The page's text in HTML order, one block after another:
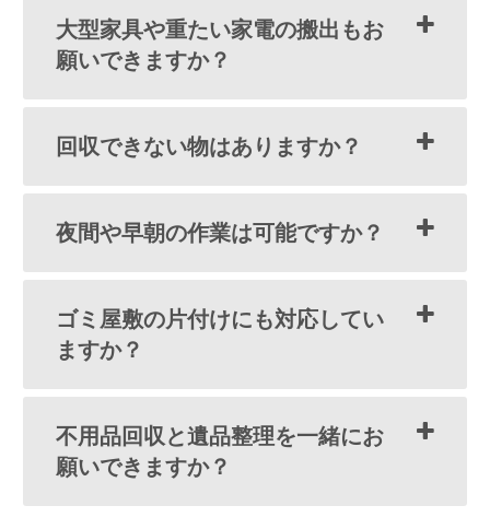
大型家具や重たい家電の搬出もお
願いできますか？
回収できない物はありますか？
夜間や早朝の作業は可能ですか？
ゴミ屋敷の片付けにも対応してい
ますか？
不用品回収と遺品整理を一緒にお
願いできますか？